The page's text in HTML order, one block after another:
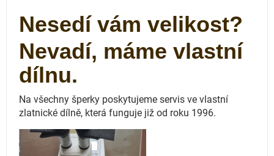
Nesedí vám velikost?
Nevadí, máme vlastní
dílnu.
Na všechny šperky poskytujeme servis ve vlastní
zlatnické dílně, která funguje již od roku 1996.